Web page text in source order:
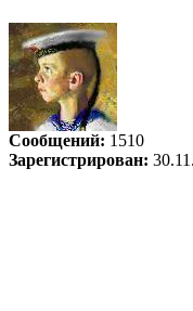
Сообщений: 1510
Зарегистрирован: